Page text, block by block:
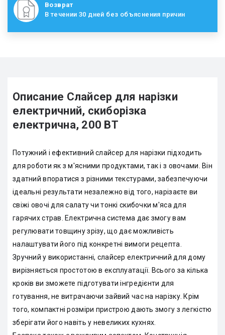
Возврат
В течении 30 дней без объяснения причин
Описание Слайсер для нарізки
електричний, скиборізка
електрична, 200 ВТ
Потужний і ефективний слайсер для нарізки підходить
для роботи як з м'ясними продуктами, так і з овочами. Він
здатний впоратися з різними текстурами, забезпечуючи
ідеальні результати незалежно від того, нарізаєте ви
свіжі овочі для салату чи тонкі скибочки м'яса для
гарячих страв. Електрична система дає змогу вам
регулювати товщину зрізу, що дає можливість
налаштувати його під конкретні вимоги рецепта.
Зручний у використанні, слайсер електричний для дому
вирізняється простотою в експлуатації. Всього за кілька
кроків ви зможете підготувати інгредієнти для
готування, не витрачаючи зайвий час на нарізку. Крім
того, компактні розміри пристрою дають змогу з легкістю
зберігати його навіть у невеликих кухнях.